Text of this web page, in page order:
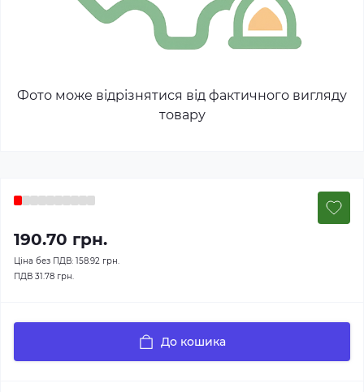
Фото може відрізнятися від фактичного вигляду
товару
190.70 грн.
Ціна без ПДВ: 158.92 грн.
ПДВ 31.78 грн.
До кошика